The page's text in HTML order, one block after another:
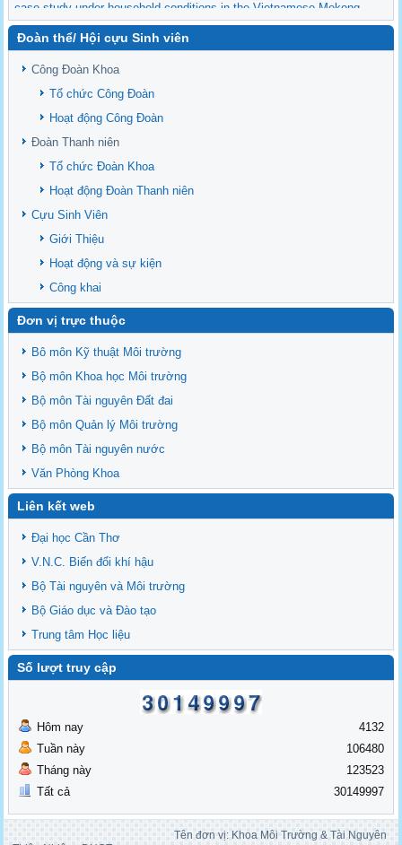
case study under household conditions in the Vietnamese Mekong
Delta
Sediment properties in flood-based farming systems in the Vietnamese
upstream Mekong Delta
Danh mục tạp chí xuất bản Quốc Tế 2026
Danh Mục các Đề Tài NCKH cấp Tỉnh năm 2024
Văn bản - Quy định
Ban chấp hành Đảng bộ khoa
Đoàn thể/ Hội cựu Sinh viên
Công Đoàn Khoa
Tổ chức Công Đoàn
Hoạt động Công Đoàn
Đoàn Thanh niên
Tổ chức Đoàn Khoa
Hoạt động Đoàn Thanh niên
Cựu Sinh Viên
Giới Thiệu
Hoạt động và sự kiện
Công khai
Đơn vị trực thuộc
Bô môn Kỹ thuật Môi trường
Bộ môn Khoa học Môi trường
Bộ môn Tài nguyên Đất đai
Bộ môn Quản lý Môi trường
Bộ môn Tài nguyên nước
Văn Phòng Khoa
Liên kết web
Đại học Cần Thơ
V.N.C. Biến đổi khí hậu
Bộ Tài nguyên và Môi trường
Bộ Giáo dục và Đào tạo
Trung tâm Học liệu
Số lượt truy cập
Hôm nay
Tuần này
Tháng này
Tất cả
4132
106480
123523
30149997
Tên đơn vị: Khoa Môi Trường & Tài Nguyên